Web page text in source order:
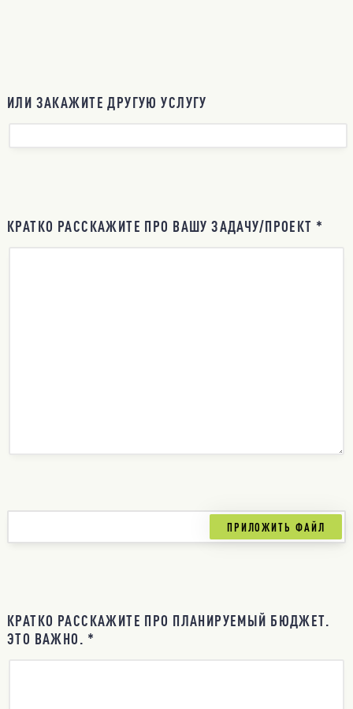
ИЛИ ЗАКАЖИТЕ ДРУГУЮ УСЛУГУ
КРАТКО РАССКАЖИТЕ ПРО ВАШУ ЗАДАЧУ/ПРОЕКТ *
КРАТКО РАССКАЖИТЕ ПРО ПЛАНИРУЕМЫЙ БЮДЖЕТ.
ЭТО ВАЖНО. *